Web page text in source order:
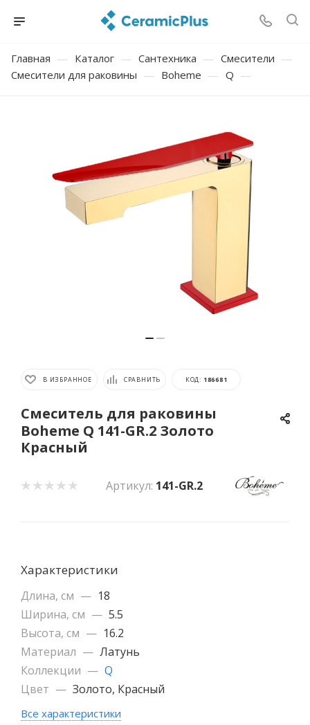
Главная — Каталог — Сантехника — Смесители —
Смесители для раковины — Boheme — Q —
В ИЗБРАННОЕ СРАВНИТЬ КОД: 186681
Смеситель для раковины
Boheme Q 141-GR.2 Золото
Красный
Артикул: 141-GR.2
Характеристики
Длина, см — 18
Ширина, см — 5.5
Высота, см — 16.2
Материал — Латунь
Коллекции — Q
Цвет — Золото, Красный
Все характеристики